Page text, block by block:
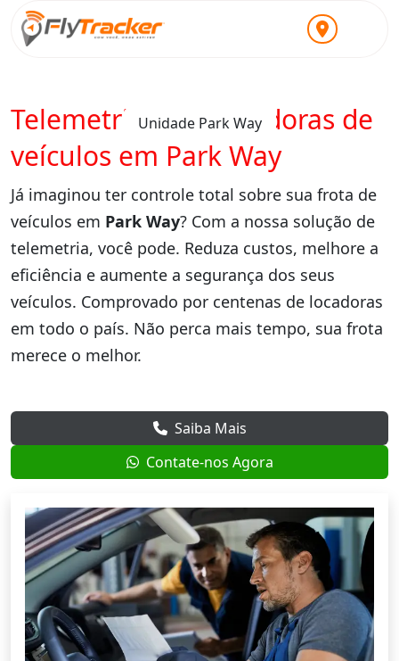
Unidade Park Way
Telemetria para locadoras de
veículos em Park Way
Já imaginou ter controle total sobre sua frota de
veículos em Park Way? Com a nossa solução de
telemetria, você pode. Reduza custos, melhore a
eficiência e aumente a segurança dos seus
veículos. Comprovado por centenas de locadoras
em todo o país. Não perca mais tempo, sua frota
merece o melhor.
Saiba Mais
Contate-nos Agora